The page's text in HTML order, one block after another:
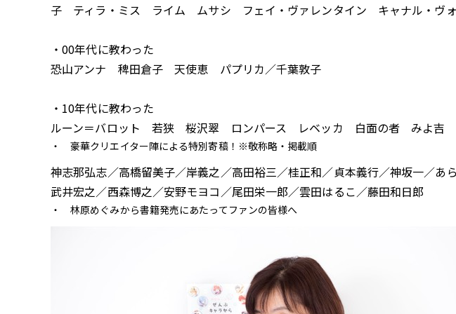
子 ティラ・ミス ライム ムサシ フェイ・ヴァレンタイン キャナル・ヴ
・00年代に教わった
恐山アンナ 稗田倉子 天使恵 パプリカ／千葉敦子
・10年代に教わった
ルーン＝バロット 若狭 桜沢翠 ロンパース レベッカ 白面の者 みよ吉
豪華クリエイター陣による特別寄稿！※敬称略・掲載順
神志那弘志／高橋留美子／岸義之／高田裕三／桂正和／貞本義行／神坂一／
武井宏之／西森博之／安野モヨコ／尾田栄一郎／雲田はるこ／藤田和日郎
林原めぐみから書籍発売にあたってファンの皆様へ